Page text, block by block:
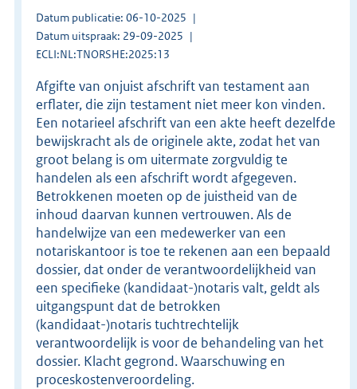
Datum publicatie: 06-10-2025
Datum uitspraak: 29-09-2025
ECLI:NL:TNORSHE:2025:13
Afgifte van onjuist afschrift van testament aan
erflater, die zijn testament niet meer kon vinden.
Een notarieel afschrift van een akte heeft dezelfde
bewijskracht als de originele akte, zodat het van
groot belang is om uitermate zorgvuldig te
handelen als een afschrift wordt afgegeven.
Betrokkenen moeten op de juistheid van de
inhoud daarvan kunnen vertrouwen. Als de
handelwijze van een medewerker van een
notariskantoor is toe te rekenen aan een bepaald
dossier, dat onder de verantwoordelijkheid van
een specifieke (kandidaat-)notaris valt, geldt als
uitgangspunt dat de betrokken
(kandidaat-)notaris tuchtrechtelijk
verantwoordelijk is voor de behandeling van het
dossier. Klacht gegrond. Waarschuwing en
proceskostenveroordeling.